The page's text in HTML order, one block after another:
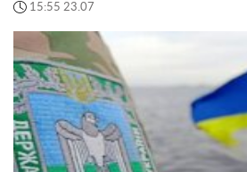
15:55 23.07